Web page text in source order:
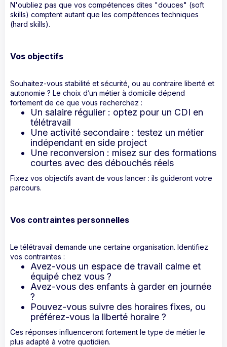
N'oubliez pas que vos compétences dites "douces" (soft
skills) comptent autant que les compétences techniques
(hard skills).
Vos objectifs
Souhaitez-vous stabilité et sécurité, ou au contraire liberté et
autonomie ? Le choix d’un métier à domicile dépend
fortement de ce que vous recherchez :
Un salaire régulier : optez pour un CDI en
télétravail
Une activité secondaire : testez un métier
indépendant en side project
Une reconversion : misez sur des formations
courtes avec des débouchés réels
Fixez vos objectifs avant de vous lancer : ils guideront votre
parcours.
Vos contraintes personnelles
Le télétravail demande une certaine organisation. Identifiez
vos contraintes :
Avez-vous un espace de travail calme et
équipé chez vous ?
Avez-vous des enfants à garder en journée
?
Pouvez-vous suivre des horaires fixes, ou
préférez-vous la liberté horaire ?
Ces réponses influenceront fortement le type de métier le
plus adapté à votre quotidien.